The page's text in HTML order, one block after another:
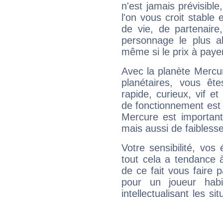
n'est jamais
l'on vous croit stable
de vie, de
personnage le plus
même si le prix à
Avec la planète
planétaires, vous
rapide, curieux, vif et
de fonctionnement
Mercure est
mais aussi de
Votre sensibilité,
tout cela a tendance
de ce fait vous faire
pour un joueur
intellectualisant les